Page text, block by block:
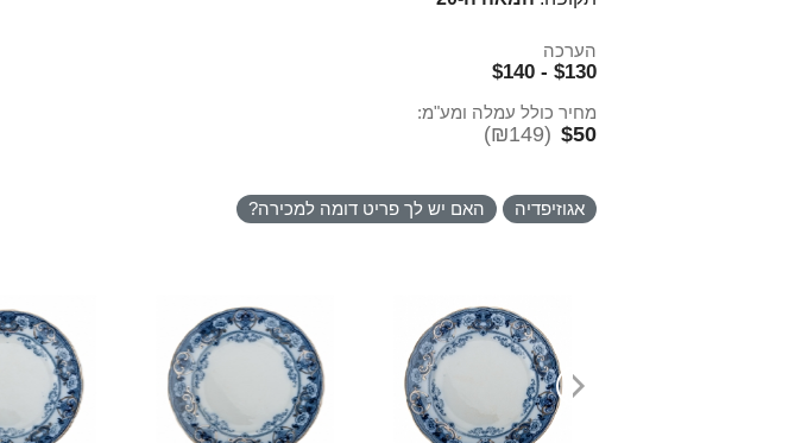
הערכה
$130 - $140
מחיר כולל עמלה ומע"מ:
$50
(₪149)
אגוזיפדיה האם יש לך פריט דומה למכירה?